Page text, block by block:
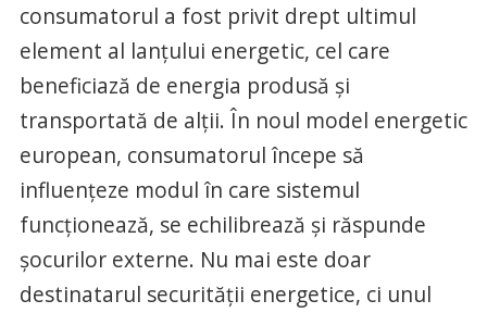
consumatorul a fost privit drept ultimul
element al lanțului energetic, cel care
beneficiază de energia produsă și
transportată de alții. În noul model energetic
european, consumatorul începe să
influențeze modul în care sistemul
funcționează, se echilibrează și răspunde
șocurilor externe. Nu mai este doar
destinatarul securității energetice, ci unul